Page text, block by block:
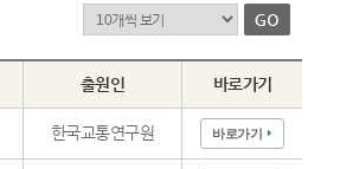
출원인 바로가기
한국교통연구원 바로가기